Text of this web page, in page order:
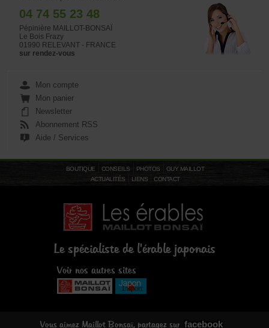
04 74 55 23 48
Pépinière MAILLOT-BONSAÏ
Le Bois Frazy
01990 RELEVANT - FRANCE
sur rendez-vous
Mon compte
Mon panier
Newsletter
Abonnement RSS
Aide / Services
BOUTIQUE CONSEILS PHOTOS
GUY MAILLOT
ACTUALITÉS
LIENS CONTACT
Le spécialiste de l'érable japonais
Voir nos autres sites
Vous aimez Maillot Bonsaï, partagez sur facebook